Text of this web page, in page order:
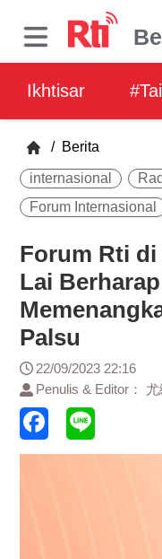
Ikhtisar
/ Berita
internasional
Forum Internasional
Forum Rti
Lai
Palsu
22/09/2023 22:16
Penulis & Editor： 尤